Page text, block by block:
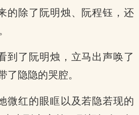
的除了阮明烛、阮程钰，还
到了阮明烛，立马出声唤了
了隐隐的哭腔。
微红的眼眶以及若隐若现的